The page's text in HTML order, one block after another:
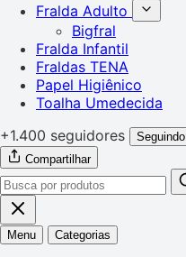
Fralda Adulto
Bigfral
Fralda Infantil
Fraldas TENA
Papel Higiênico
Toalha Umedecida
+1.400 seguidores
Seguindo
Compartilhar
Menu Categorias